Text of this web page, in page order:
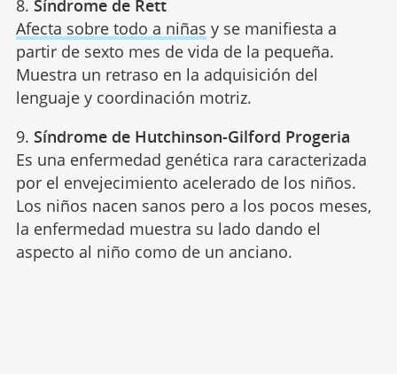
8. Síndrome de Rett
Afecta sobre todo a niñas y se manifiesta a
partir de sexto mes de vida de la pequeña.
Muestra un retraso en la adquisición del
lenguaje y coordinación motriz.
9. Síndrome de Hutchinson-Gilford Progeria
Es una enfermedad genética rara caracterizada
por el envejecimiento acelerado de los niños.
Los niños nacen sanos pero a los pocos meses,
la enfermedad muestra su lado dando el
aspecto al niño como de un anciano.